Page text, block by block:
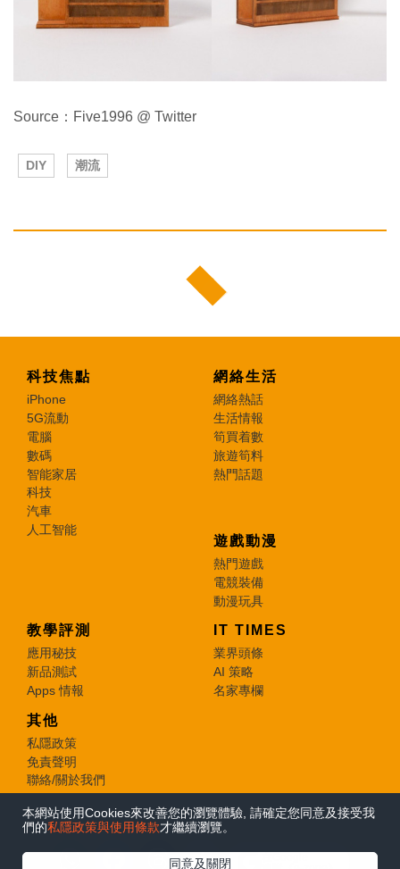
本網站使用Cookies來改善您的瀏覽體驗, 請確定您同意及接受我
們的私隱政策與使用條款才繼續瀏覽。
同意及關閉
Source：Five1996 @ Twitter
DIY 潮流
科技焦點
iPhone
5G流動
電腦
數碼
智能家居
科技
汽車
人工智能
網絡生活
網絡熱話
生活情報
筍買着數
旅遊筍料
熱門話題
遊戲動漫
熱門遊戲
電競裝備
動漫玩具
教學評測
應用秘技
新品測試
Apps 情報
IT TIMES
業界頭條
AI 策略
名家專欄
其他
私隱政策
免責聲明
聯絡/關於我們
© 2026 e-zone. All Rights Reserved.